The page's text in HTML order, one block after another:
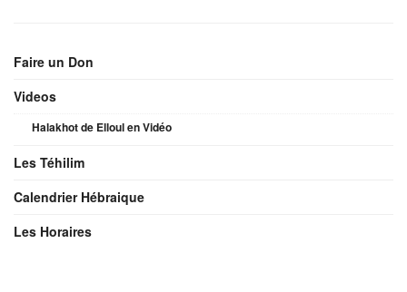
Faire un Don
Videos
Halakhot de Elloul en Vidéo
Les Téhilim
Calendrier Hébraique
Les Horaires